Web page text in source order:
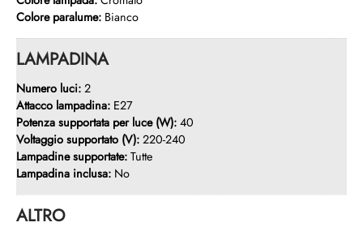
Colore paralume: Bianco
LAMPADINA
Numero luci: 2
Attacco lampadina: E27
Potenza supportata per luce (W): 40
Voltaggio supportato (V): 220-240
Lampadine supportate: Tutte
Lampadina inclusa: No
ALTRO